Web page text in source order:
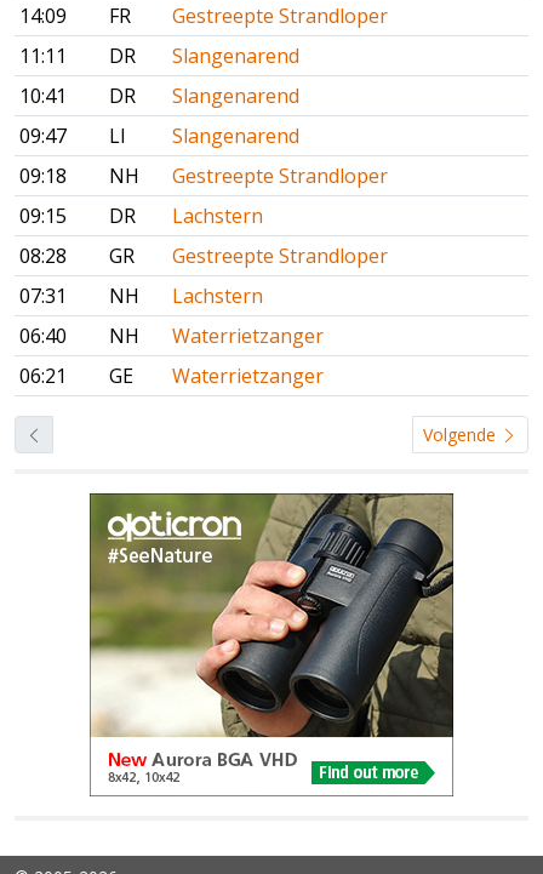
14:09
FR
Gestreepte Strandloper
11:11
DR
Slangenarend
10:41
DR
Slangenarend
09:47
LI
Slangenarend
09:18
NH
Gestreepte Strandloper
09:15
DR
Lachstern
08:28
GR
Gestreepte Strandloper
07:31
NH
Lachstern
06:40
NH
Waterrietzanger
06:21
GE Waterrietzanger
Volgende